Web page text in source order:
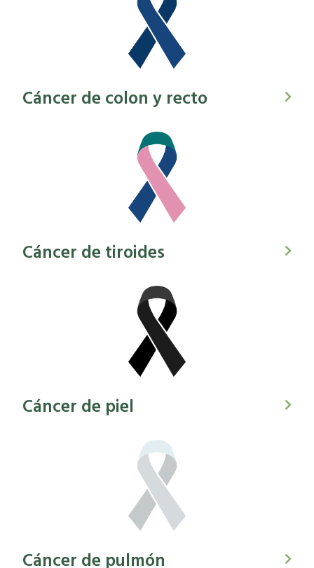
Cáncer de colon y recto
Cáncer de tiroides
Cáncer de piel
Cáncer de pulmón